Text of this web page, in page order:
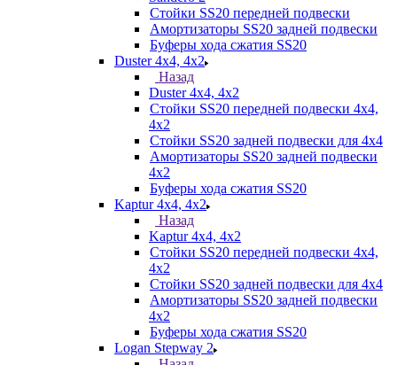
Стойки SS20 передней подвески
Амортизаторы SS20 задней подвески
Буферы хода сжатия SS20
Duster 4х4, 4x2
Назад
Duster 4х4, 4x2
Стойки SS20 передней подвески 4х4,
4x2
Стойки SS20 задней подвески для 4х4
Амортизаторы SS20 задней подвески
4х2
Буферы хода сжатия SS20
Kaptur 4х4, 4х2
Назад
Kaptur 4х4, 4х2
Стойки SS20 передней подвески 4х4,
4x2
Стойки SS20 задней подвески для 4х4
Амортизаторы SS20 задней подвески
4х2
Буферы хода сжатия SS20
Logan Stepway 2